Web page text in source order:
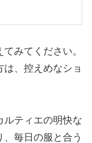
みてください。
、控えめなショ
ルティエの明快な
毎日の服と合う